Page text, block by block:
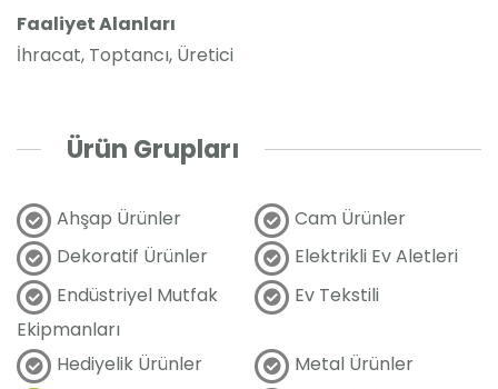
Faaliyet Alanları
İhracat, Toptancı, Üretici
Ürün Grupları
Ahşap Ürünler
Cam Ürünler
Dekoratif Ürünler
Elektrikli Ev Aletleri
Endüstriyel Mutfak
Ekipmanları
Ev Tekstili
Hediyelik Ürünler
Metal Ürünler